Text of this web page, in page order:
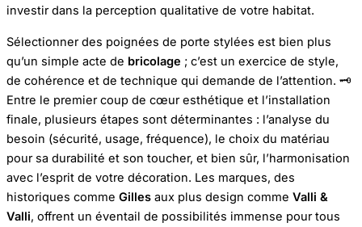
investir dans la perception qualitative de votre habitat.
Sélectionner des poignées de porte stylées est bien plus
qu’un simple acte de bricolage ; c’est un exercice de style,
de cohérence et de technique qui demande de l’attention. 🗝️
Entre le premier coup de cœur esthétique et l’installation
finale, plusieurs étapes sont déterminantes : l’analyse du
besoin (sécurité, usage, fréquence), le choix du matériau
pour sa durabilité et son toucher, et bien sûr, l’harmonisation
avec l’esprit de votre décoration. Les marques, des
historiques comme Gilles aux plus design comme Valli &
Valli, offrent un éventail de possibilités immense pour tous